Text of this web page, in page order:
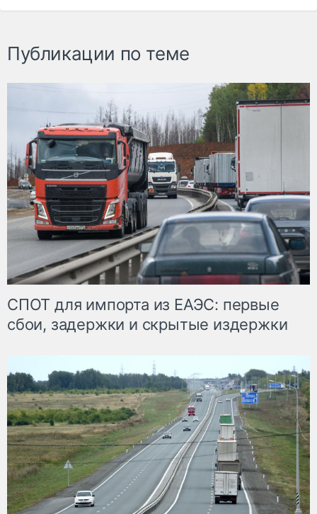
Публикации по теме
СПОТ для импорта из ЕАЭС: первые
сбои, задержки и скрытые издержки